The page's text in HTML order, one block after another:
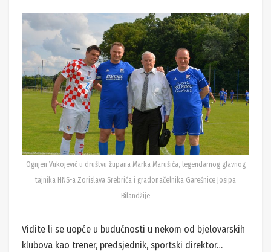
Ognjen Vukojević u društvu župana Marka Marušića, legendarnog glavnog
tajnika HNS-a Zorislava Srebrića i gradonačelnika Garešnice Josipa
Bilandžije
Vidite li se uopće u budućnosti u nekom od bjelovarskih
klubova kao trener, predsjednik, sportski direktor…